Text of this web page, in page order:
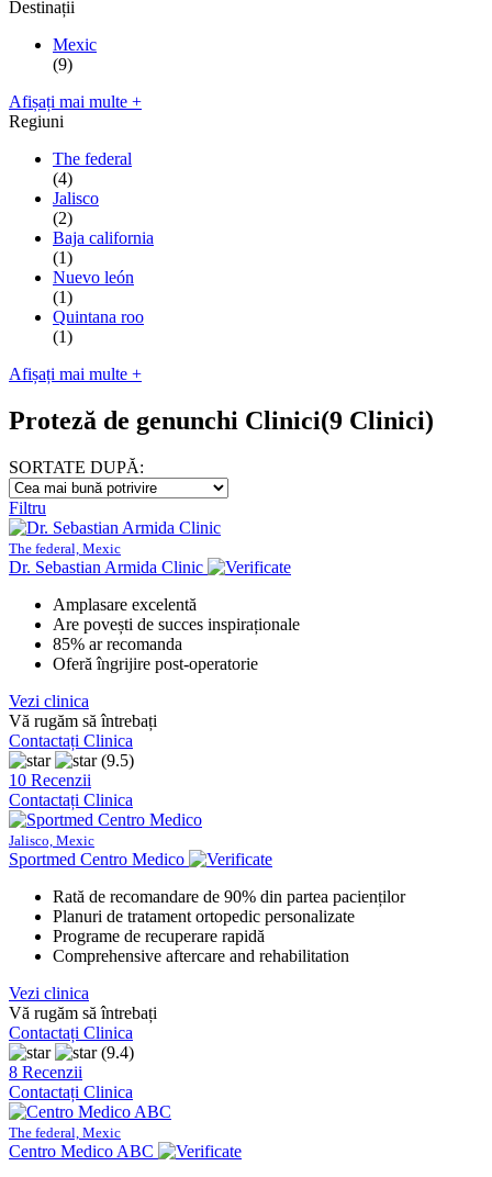
Destinații
Mexic
(9)
Afișați mai multe +
Regiuni
The federal
(4)
Jalisco
(2)
Baja california
(1)
Nuevo león
(1)
Quintana roo
(1)
Afișați mai multe +
Proteză de genunchi Clinici(9 Clinici)
SORTATE DUPĂ:
Filtru
The federal, Mexic
Dr. Sebastian Armida Clinic
Amplasare excelentă
Are povești de succes inspiraționale
85% ar recomanda
Oferă îngrijire post-operatorie
Vezi clinica
Vă rugăm să întrebați
Contactați Clinica
(9.5)
10 Recenzii
Contactați Clinica
Jalisco, Mexic
Sportmed Centro Medico
Rată de recomandare de 90% din partea pacienților
Planuri de tratament ortopedic personalizate
Programe de recuperare rapidă
Comprehensive aftercare and rehabilitation
Vezi clinica
Vă rugăm să întrebați
Contactați Clinica
(9.4)
8 Recenzii
Contactați Clinica
The federal, Mexic
Centro Medico ABC